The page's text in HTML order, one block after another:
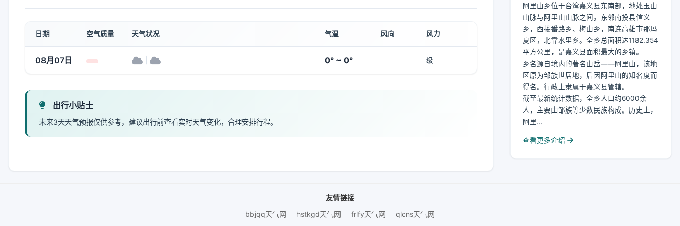
日期 空气质量 天气状况 气温 风向 风力
08月07日 0° ~ 0° 级
出行小贴士
未来3天天气预报仅供参考，建议出行前查看实时天气变化，合理安排行程。
阿里山乡位于台湾嘉义县东南部，地处玉山
山脉与阿里山山脉之间，东邻南投县信义
乡，西接番路乡、梅山乡，南连高雄市那玛
夏区，北靠水里乡。全乡总面积达1182.354
平方公里，是嘉义县面积最大的乡镇。
乡名源自境内的著名山岳——阿里山，该地
区原为邹族世居地，后因阿里山的知名度而
得名。行政上隶属于嘉义县管辖。
截至最新统计数据，全乡人口约6000余
人，主要由邹族等少数民族构成。历史上，
阿里...
查看更多介绍
友情链接
bbjqq天气网
hstkgd天气网 frlfy天气网 qlcns天气网